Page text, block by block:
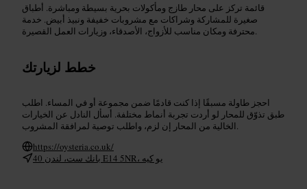
قائمة تركز على محار طازج ومأكولات بحرية بسيطة ومباشرة. أطباق
صغيرة للمشاركة وشراكات مع مشروبات خفيفة ونبيذ أبيض. خدمة
محترفة ومكان مناسب للأزواج، الأصدقاء، وزيارات العمل القصيرة.
خطط لزيارتك
احجز طاولة مسبقًا إذا كنت قادمًا ضمن مجموعة أو في المساء. اطلب
طبق تذوّق للمحار لو أردت تجربة أنماط مختلفة. أسأل النادل عن الخيارات
الخالية من المحار إن لزم، واطلب توصية لمرافقة المشروب.
https://oysteria.co.uk/
40 بانك ست، لندن E14 5NR، يو كيه